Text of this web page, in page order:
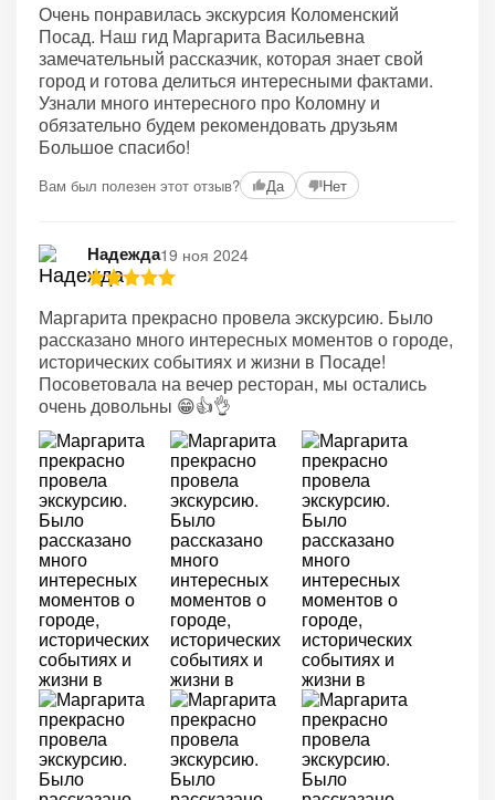
Очень понравилась экскурсия Коломенский
Посад. Наш гид Маргарита Васильевна
замечательный рассказчик, которая знает свой
город и готова делиться интересными фактами.
Узнали много интересного про Коломну и
обязательно будем рекомендовать друзьям
Большое спасибо!
Вам был полезен этот отзыв? Да Нет
Надежда19 ноя 2024
Маргарита прекрасно провела экскурсию. Было
рассказано много интересных моментов о городе,
исторических событиях и жизни в Посаде!
Посоветовала на вечер ресторан, мы остались
очень довольны 😁👍👌